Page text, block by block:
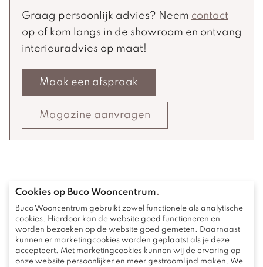
Graag persoonlijk advies? Neem contact
op of kom langs in de showroom en ontvang
interieuradvies op maat!
Maak een afspraak
Magazine aanvragen
Cookies op Buco Wooncentrum.
Buco Wooncentrum gebruikt zowel functionele als analytische
cookies. Hierdoor kan de website goed functioneren en
worden bezoeken op de website goed gemeten. Daarnaast
kunnen er marketingcookies worden geplaatst als je deze
accepteert. Met marketingcookies kunnen wij de ervaring op
onze website persoonlijker en meer gestroomlijnd maken. We